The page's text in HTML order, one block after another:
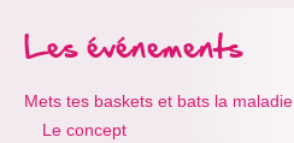
Les événements
Mets tes baskets et bats la maladie
Le concept